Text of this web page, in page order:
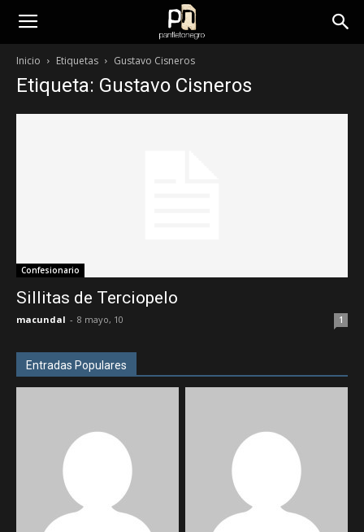
panfletonegro
Inicio Etiquetas Gustavo Cisneros
Etiqueta: Gustavo Cisneros
Confesionario
Sillitas de Terciopelo
macundal - 8 mayo, 10 1
Entradas Populares